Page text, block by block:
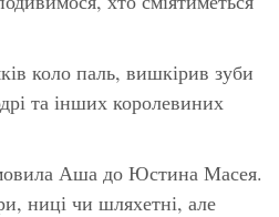
коло паль, вишкірив зуби
та інших королевиних
Аша до Юстина Масея.
ниці чи шляхетні, але